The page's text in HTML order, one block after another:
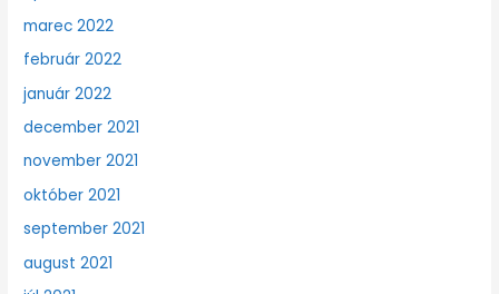
marec 2022
február 2022
január 2022
december 2021
november 2021
október 2021
september 2021
august 2021